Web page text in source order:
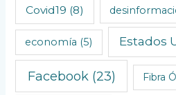
ó
Covid19 (8)
economía (5) Estados
Facebook(23) Fibra